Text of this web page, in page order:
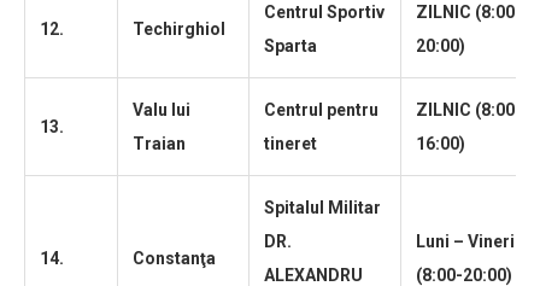
12. Techirghiol
Centrul Sportiv
Sparta
ZILNIC (8:00 –
20:00)
13.
Valu lui
Traian
Centrul pentru
tineret
ZILNIC (8:00 –
16:00)
14. Constanţa
Spitalul Militar
DR.
ALEXANDRU
Luni – Vineri
(8:00-20:00)